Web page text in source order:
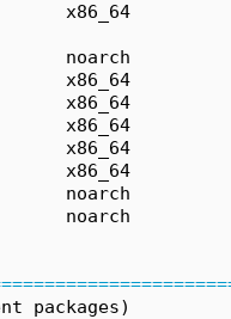
=====================
packages)